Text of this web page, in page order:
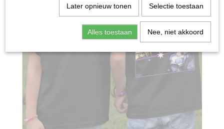
Later opnieuw tonen Selectie toestaan
Alles toestaan Nee, niet akkoord